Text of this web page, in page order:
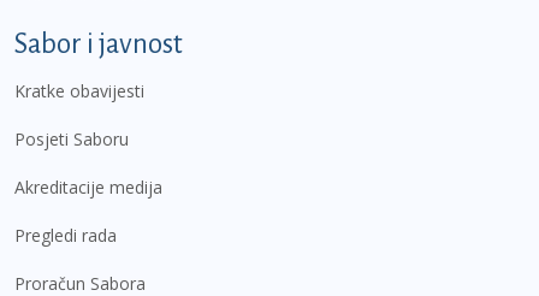
Sabor i javnost
Kratke obavijesti
Posjeti Saboru
Akreditacije medija
Pregledi rada
Proračun Sabora